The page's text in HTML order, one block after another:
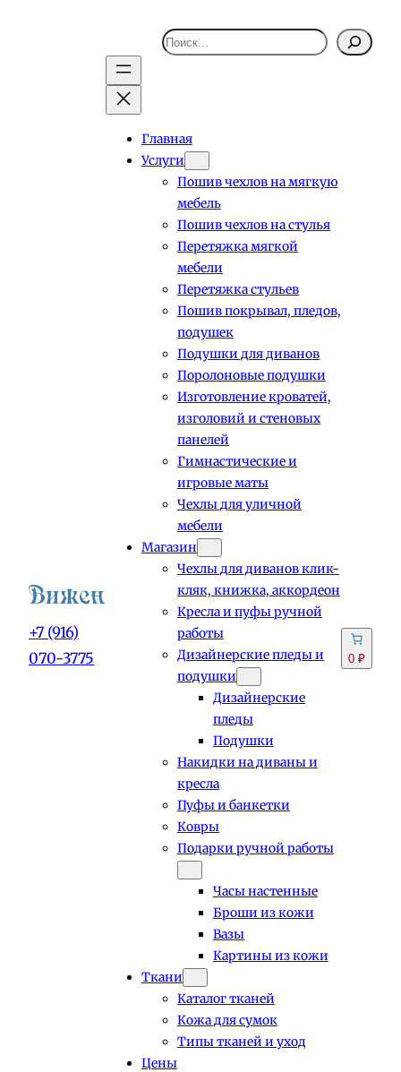
+7 (916)
070-3775
Поиск
Главная
Услуги
Пошив чехлов на мягкую
мебель
Пошив чехлов на стулья
Перетяжка мягкой
мебели
Перетяжка стульев
Пошив покрывал, пледов,
подушек
Подушки для диванов
Поролоновые подушки
Изготовление кроватей,
изголовий и стеновых
панелей
Гимнастические и
игровые маты
Чехлы для уличной
мебели
Магазин
Чехлы для диванов клик-
кляк, книжка, аккордеон
Кресла и пуфы ручной
работы
Дизайнерские пледы и
подушки
Дизайнерские
пледы
Подушки
Накидки на диваны и
кресла
Пуфы и банкетки
Ковры
Подарки ручной работы
Часы настенные
Броши из кожи
Вазы
Картины из кожи
Ткани
Каталог тканей
Кожа для сумок
Типы тканей и уход
Цены
0 ₽